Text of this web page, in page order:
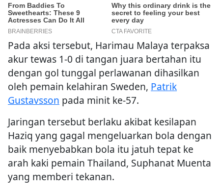
Pada aksi tersebut, Harimau Malaya terpaksa
akur tewas 1-0 di tangan juara bertahan itu
dengan gol tunggal perlawanan dihasilkan
oleh pemain kelahiran Sweden, Patrik
Gustavsson pada minit ke-57.
Jaringan tersebut berlaku akibat kesilapan
Haziq yang gagal mengeluarkan bola dengan
baik menyebabkan bola itu jatuh tepat ke
arah kaki pemain Thailand, Suphanat Muenta
yang memberi tekanan.